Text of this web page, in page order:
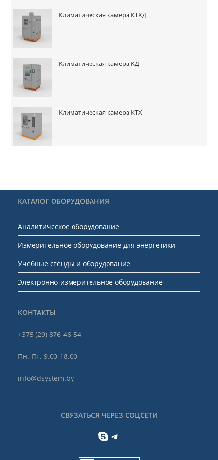
Климатическая камера КТХД
Климатическая камера КД
Климатическая камера КТХ
КАТАЛОГ ОБОРУДОВАНИЯ
Аналитическое оборудование
Измерительное оборудование для энергетики
Учебные стенды и оборудование
Электронно-измерительное оборудование
КОНТАКТЫ
+375 (29) 876-46-54
Пн.-Пт. 9.00-18.00
info@dsystem.by
СВЯЗАТЬСЯ ЧЕРЕЗ СОЦСЕТИ
SkypeTelegram